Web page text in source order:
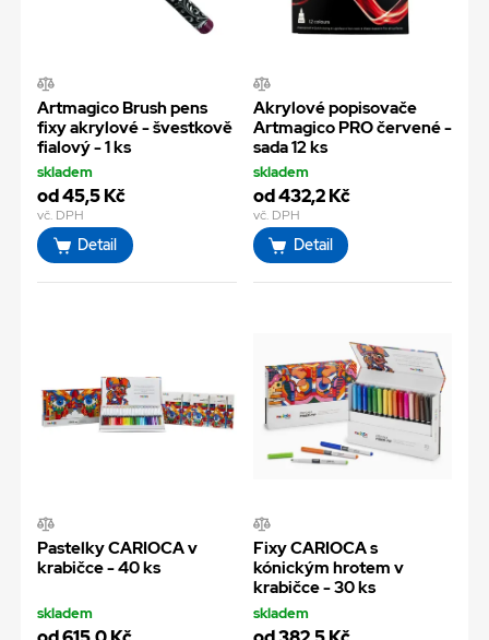
Artmagico Brush pens
fixy akrylové - švestkově
fialový - 1 ks
skladem
od 45,5 Kč
vč. DPH
Detail
Akrylové popisovače
Artmagico PRO červené -
sada 12 ks
skladem
od 432,2 Kč
vč. DPH
Detail
Pastelky CARIOCA v
krabičce - 40 ks
skladem
Fixy CARIOCA s
kónickým hrotem v
krabičce - 30 ks
skladem